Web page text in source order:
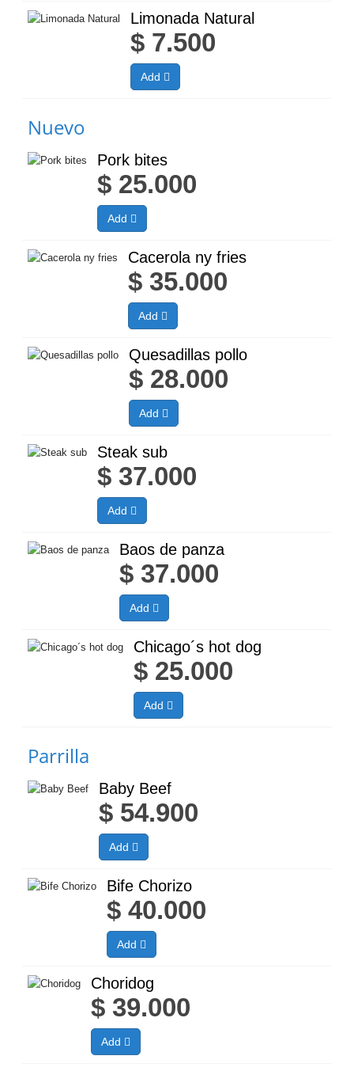
Limonada Natural
$ 7.500
Add
Nuevo
Pork bites
$ 25.000
Add
Cacerola ny fries
$ 35.000
Add
Quesadillas pollo
$ 28.000
Add
Steak sub
$ 37.000
Add
Baos de panza
$ 37.000
Add
Chicago´s hot dog
$ 25.000
Add
Parrilla
Baby Beef
$ 54.900
Add
Bife Chorizo
$ 40.000
Add
Choridog
$ 39.000
Add